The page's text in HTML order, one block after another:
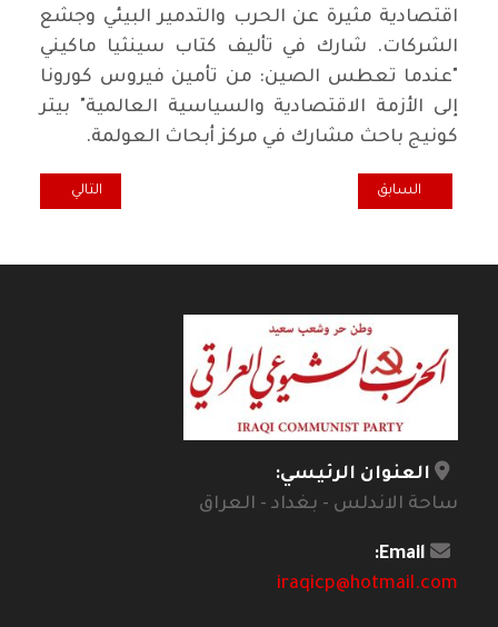
اقتصادية مثيرة عن الحرب والتدمير البيئي وجشع
الشركات. شارك في تأليف كتاب سينثيا ماكيني
"عندما تعطس الصين: من تأمين فيروس كورونا
إلى الأزمة الاقتصادية والسياسية العالمية" بيتر
كونيج باحث مشارك في مركز أبحاث العولمة.
المقال السابق: على أعتاب الذكرى الثامنة و الخمسين لانقلاب شباط
السابق المقال التالي: شاهد
التالي
العنوان الرئيسي:
ساحة الاندلس - بغداد - العراق
Email:
iraqicp@hotmail.com